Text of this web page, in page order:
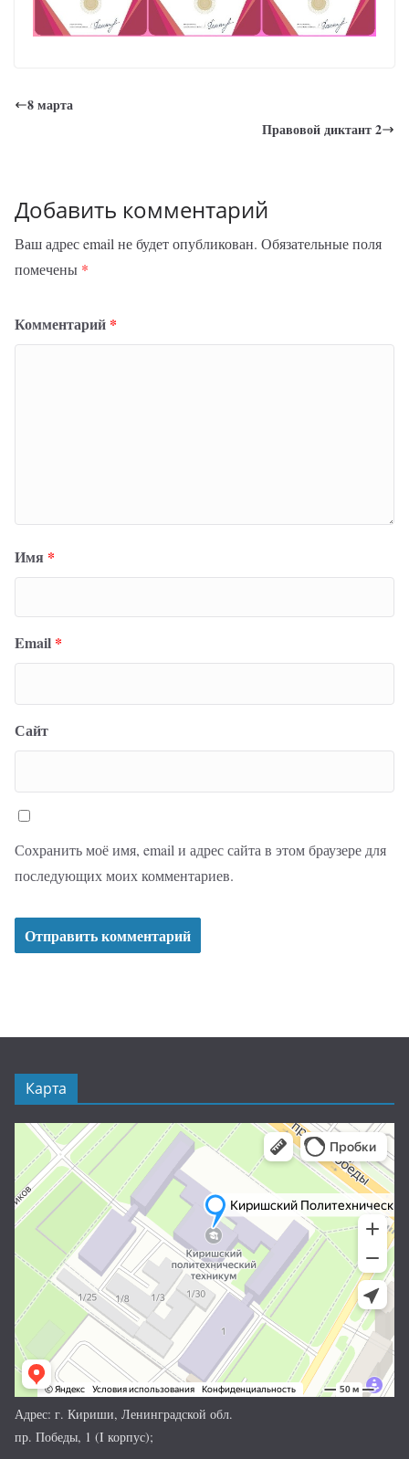
8 марта
Правовой диктант 2
Добавить комментарий
Ваш адрес email не будет опубликован. Обязательные поля
помечены *
Комментарий *
Имя *
Email *
Сайт
Сохранить моё имя, email и адрес сайта в этом браузере для
последующих моих комментариев.
Карта
Адрес: г. Кириши, Ленинградской обл.
пр. Победы, 1 (I корпус);